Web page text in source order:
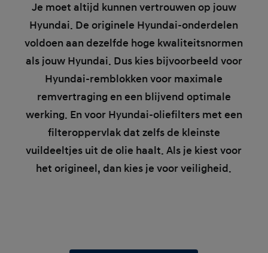
Je moet altijd kunnen vertrouwen op jouw
Hyundai. De originele Hyundai-onderdelen
voldoen aan dezelfde hoge kwaliteitsnormen
als jouw Hyundai. Dus kies bijvoorbeeld voor
Hyundai-remblokken voor maximale
remvertraging en een blijvend optimale
werking. En voor Hyundai-oliefilters met een
filteroppervlak dat zelfs de kleinste
vuildeeltjes uit de olie haalt. Als je kiest voor
het origineel, dan kies je voor veiligheid.